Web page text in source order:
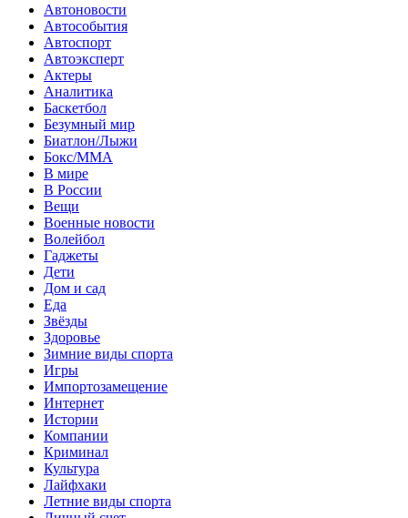
Автоновости
Автособытия
Автоспорт
Автоэксперт
Актеры
Аналитика
Баскетбол
Безумный мир
Биатлон/Лыжи
Бокс/MMA
В мире
В России
Вещи
Военные новости
Волейбол
Гаджеты
Дети
Дом и сад
Еда
Звёзды
Здоровье
Зимние виды спорта
Игры
Импортозамещение
Интернет
Истории
Компании
Криминал
Культура
Лайфхаки
Летние виды спорта